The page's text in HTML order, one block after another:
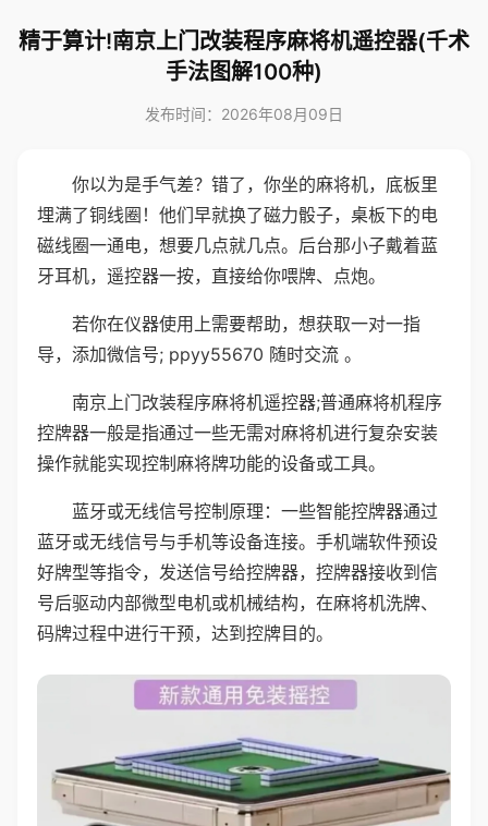
精于算计!南京上门改装程序麻将机遥控器(千术
手法图解100种)
发布时间：2026年08月09日
你以为是手气差？错了，你坐的麻将机，底板里
埋满了铜线圈！他们早就换了磁力骰子，桌板下的电
磁线圈一通电，想要几点就几点。后台那小子戴着蓝
牙耳机，遥控器一按，直接给你喂牌、点炮。
若你在仪器使用上需要帮助，想获取一对一指
导，添加微信号; ppyy55670 随时交流 。
南京上门改装程序麻将机遥控器;普通麻将机程序
控牌器一般是指通过一些无需对麻将机进行复杂安装
操作就能实现控制麻将牌功能的设备或工具。
蓝牙或无线信号控制原理：一些智能控牌器通过
蓝牙或无线信号与手机等设备连接。手机端软件预设
好牌型等指令，发送信号给控牌器，控牌器接收到信
号后驱动内部微型电机或机械结构，在麻将机洗牌、
码牌过程中进行干预，达到控牌目的。